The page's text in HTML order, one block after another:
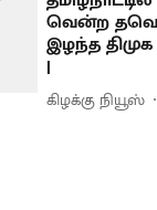
வென்ற
இழந்த திமுக
|
கிழக்கு நியூஸ்